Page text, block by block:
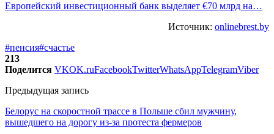
Европейский инвестиционный банк выделяет €70 млрд на…
Источник: onlinebrest.by
#пенсия#счастье
213
Поделится VKOK.ruFacebookTwitterWhatsAppTelegramViber
Предыдущая запись
Белорус на скоростной трассе в Польше сбил мужчину,
вышедшего на дорогу из-за протеста фермеров